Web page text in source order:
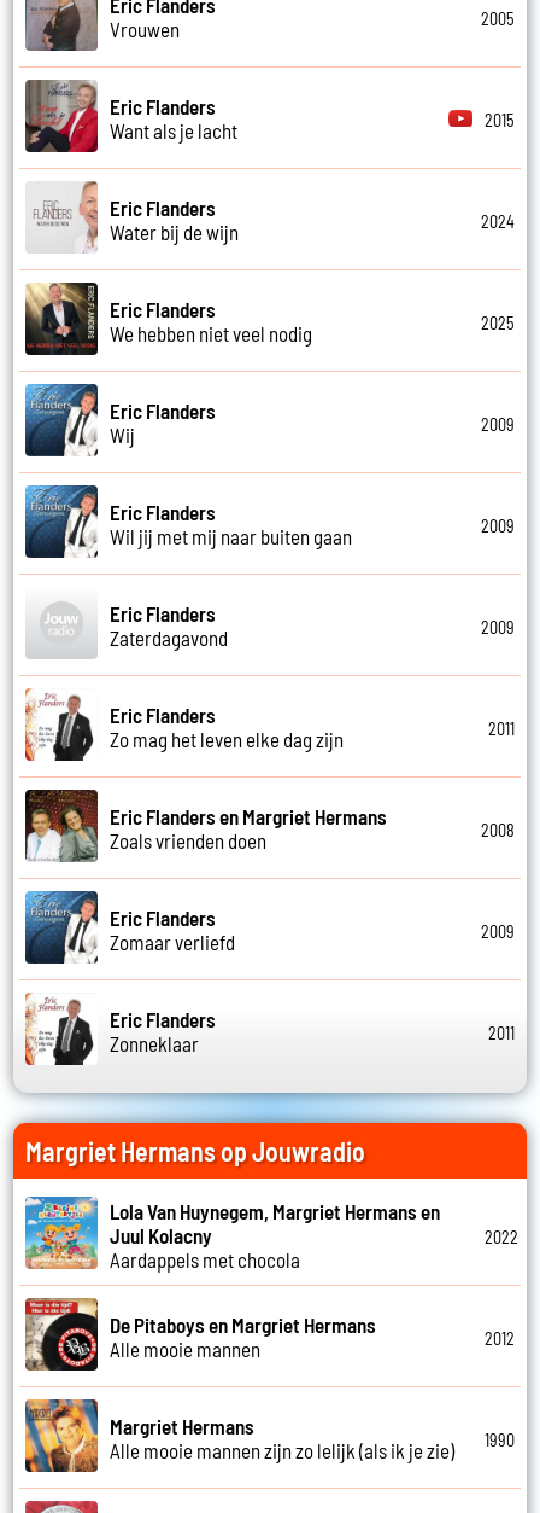
Vrouwen
2005
Eric Flanders
Want als je lacht
2015
Eric Flanders
Water bij de wijn
2024
Eric Flanders
We hebben niet veel nodig
2025
Eric Flanders
Wij
2009
Eric Flanders
Wil jij met mij naar buiten gaan
2009
Eric Flanders
Zaterdagavond
2009
Eric Flanders
Zo mag het leven elke dag zijn
2011
Eric Flanders en Margriet Hermans
Zoals vrienden doen
2008
Eric Flanders
Zomaar verliefd
2009
Eric Flanders
Zonneklaar
2011
Margriet Hermans op Jouwradio
Lola Van Huynegem, Margriet Hermans en
Juul Kolacny
Aardappels met chocola
2022
De Pitaboys en Margriet Hermans
Alle mooie mannen
2012
Margriet Hermans
Alle mooie mannen zijn zo lelijk (als ik je zie)
1990